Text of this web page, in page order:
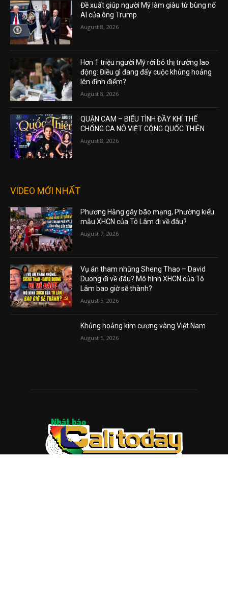
Đề xuất giúp người Mỹ làm giàu từ bùng nổ
AI của ông Trump
August 8, 2026
Hơn 1 triệu người Mỹ rời bỏ thị trường lao
động: Điều gì đang đẩy cuộc khủng hoảng
lên đỉnh điểm?
August 8, 2026
QUẬN CAM – BIỂU TÌNH ĐẦY KHÍ THẾ
CHỐNG CA NÔ VIỆT CỘNG QUỐC THIÊN
August 8, 2026
VIDEO MỚI NHẤT
Phương Hằng gây bão mạng, Phường kiểu
mẫu XHCN của Tô Lâm đi về đâu?
August 7, 2026
Vụ án tham nhũng Sheng Thao – David
Duong đi về đâu? Mô hình XHCN của Tô
Lâm bao giờ sẽ thành?
August 5, 2026
Khủng hoảng kim cương vàng Việt Nam
August 5, 2026